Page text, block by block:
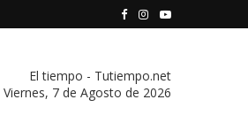
SOCORRO LTDA.
IMPORTANTE DE LA COOPERATIVA
El tiempo - Tutiempo.net
Viernes, 7 de Agosto de 2026